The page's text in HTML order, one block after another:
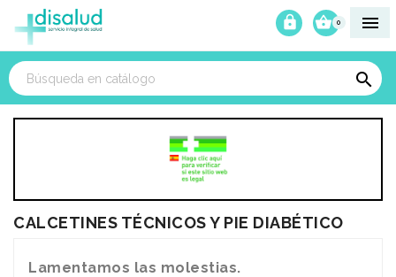

0



CALCETINES TÉCNICOS Y PIE DIABÉTICO
Lamentamos las molestias.